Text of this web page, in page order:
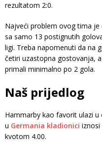
rezultatom 2:0.
Najveći problem ovog tima
sa samo 13 postignutih
ligi. Treba napomenuti da na
četiri uzastopna gostovanja,
primali minimalno po 2 gola.
Naš prijedlog
Hammarby kao favorit ulazi
u Germania kladionici iznosi
kvotom 4.00.